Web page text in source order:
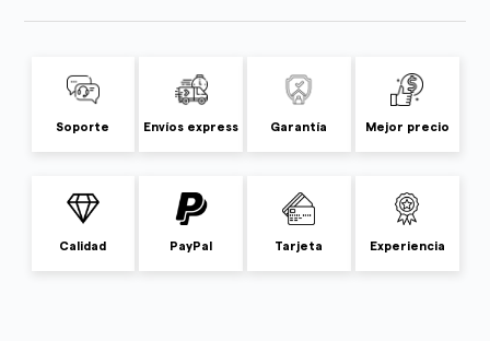
Soporte Envíos express Garantía Mejor precio
Calidad PayPal Tarjeta Experiencia